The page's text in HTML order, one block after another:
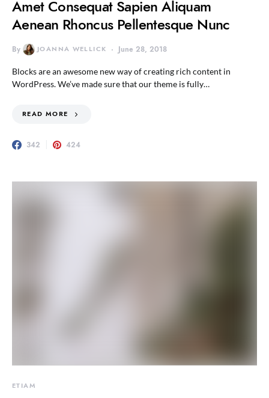
Amet Consequat Sapien Aliquam
Aenean Rhoncus Pellentesque Nunc
By JOANNA WELLICK June 28, 2018
Blocks are an awesome new way of creating rich content in
WordPress. We’ve made sure that our theme is fully…
READ MORE
342 424
ETIAM